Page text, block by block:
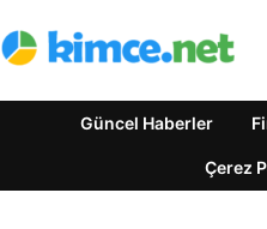
Güncel Haberler
Çerez